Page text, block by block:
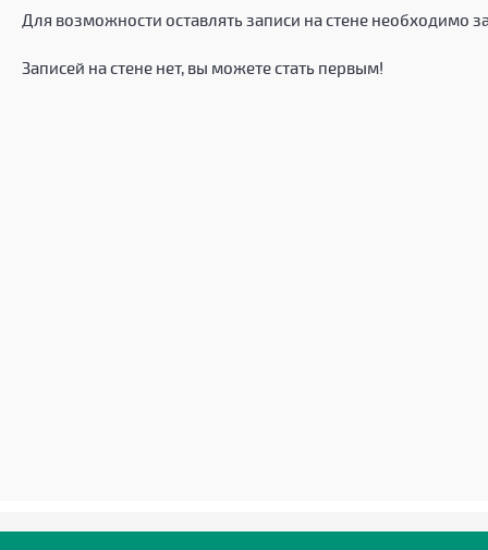
Для возможности оставлять записи на стене необходимо
Записей на стене нет, вы можете стать первым!